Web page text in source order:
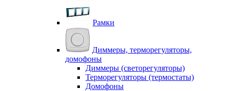
Рамки
Диммеры, терморегуляторы,
домофоны
Диммеры (светорегуляторы)
Терморегуляторы (термостаты)
Домофоны